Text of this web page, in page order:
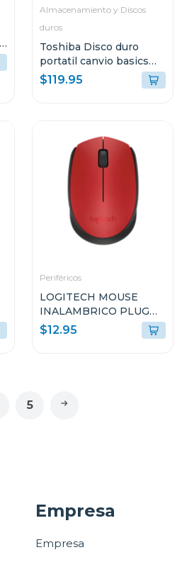
Almacenamiento y Discos
duros
Toshiba Disco duro
portatil canvio basics
hdd de 2tb hdtb520xk
$119.95
Periféricos
LOGITECH MOUSE
INALAMBRICO PLUG
AND PLAY ROJO M170
$12.95
5
Empresa
Empresa